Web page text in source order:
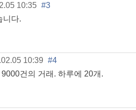
10:35 #3
니다.
10:39 #4
건의 거래. 하루에 20개.